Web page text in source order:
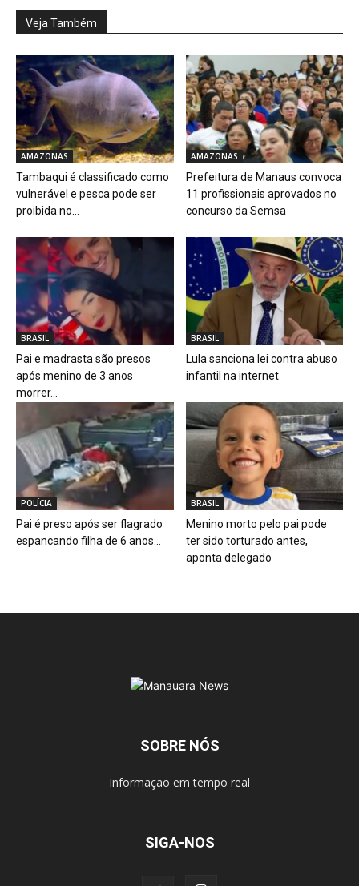
Veja Também
AMAZONAS
Tambaqui é classificado como
vulnerável e pesca pode ser
proibida no...
AMAZONAS
Prefeitura de Manaus convoca
11 profissionais aprovados no
concurso da Semsa
BRASIL
Pai e madrasta são presos
após menino de 3 anos
morrer...
BRASIL
Lula sanciona lei contra abuso
infantil na internet
POLÍCIA
Pai é preso após ser flagrado
espancando filha de 6 anos...
BRASIL
Menino morto pelo pai pode
ter sido torturado antes,
aponta delegado
SOBRE NÓS
Informação em tempo real
SIGA-NOS